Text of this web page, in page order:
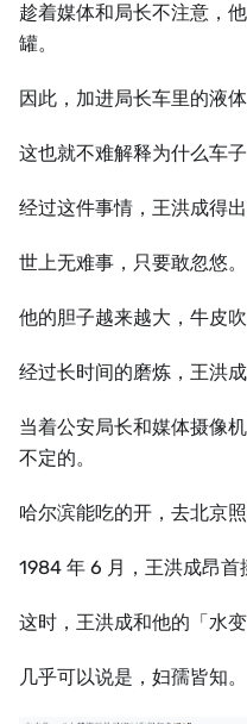
趁着媒体和局长不注意，
罐。
因此，加进局长车里的液
这也就不难解释为什么车子
经过这件事情，王洪成得
世上无难事，只要敢忽悠。
他的胆子越来越大，牛皮吹
经过长时间的磨炼，王洪
当着公安局长和媒体摄像
不定的。
哈尔滨能吃的开，去北京照
1984 年 6 月，王洪成昂首
这时，王洪成和他的「水
几乎可以说是，妇孺皆知。